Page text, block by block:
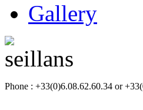
Gallery
Phone : +33(0)6.08.62.60.34 or